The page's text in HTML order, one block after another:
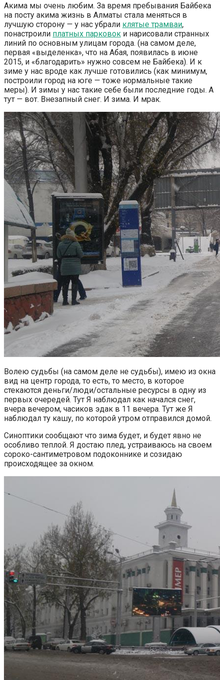
Акима мы очень любим. За время пребывания Байбека
на посту акима жизнь в Алматы стала меняться в
лучшую сторону — у нас убрали клятые трамваи,
понастроили платных парковок и нарисовали странных
линий по основным улицам города. (на самом деле,
первая «выделенка», что на Абая, появилась в июне
2015, и «благодарить» нужно совсем не Байбека). И к
зиме у нас вроде как лучше готовились (как минимум,
построили город на юге — тоже нормальные такие
меры). И зимы у нас такие себе были последние годы. А
тут — вот. Внезапный снег. И зима. И мрак.
Волею судьбы (на самом деле не судьбы), имею из окна
вид на центр города, то есть, то место, в которое
стекаются деньги/люди/остальные ресурсы в одну из
первых очередей. Тут Я наблюдал как начался снег,
вчера вечером, часиков эдак в 11 вечера. Тут же Я
наблюдал ту кашу, по которой утром отправился домой.
Синоптики сообщают что зима будет, и будет явно не
особливо теплой. Я достаю плед, устраиваюсь на своем
сороко-сантиметровом подоконнике и созидаю
происходящее за окном.